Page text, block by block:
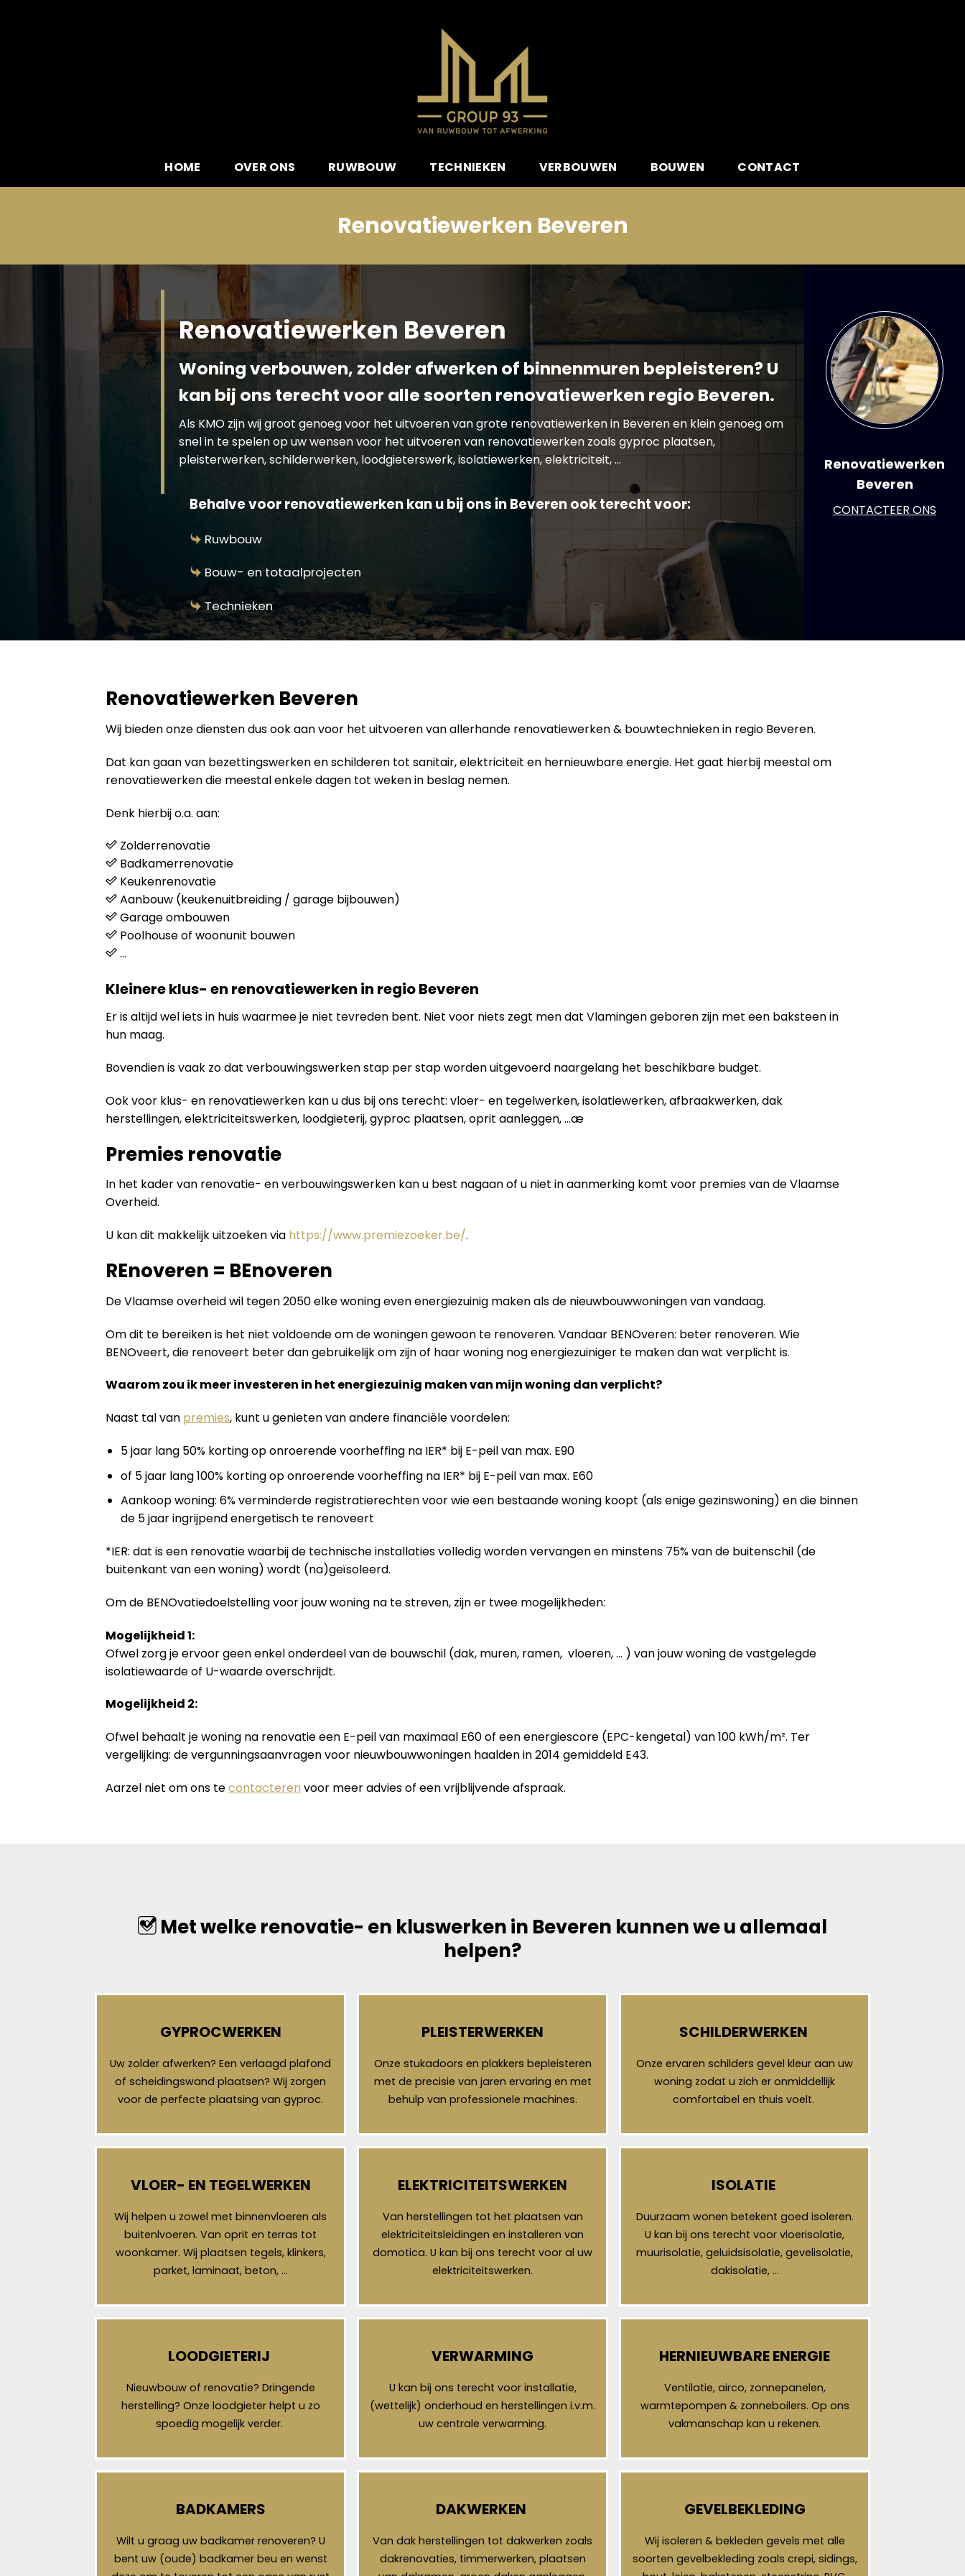
HOME OVER ONS RUWBOUW TECHNIEKEN VERBOUWEN BOUWEN CONTACT
Renovatiewerken Beveren
Renovatiewerken Beveren
Woning verbouwen, zolder afwerken of binnenmuren bepleisteren? U
kan bij ons terecht voor alle soorten renovatiewerken regio Beveren.
Als KMO zijn wij groot genoeg voor het uitvoeren van grote renovatiewerken in Beveren en klein genoeg om
snel in te spelen op uw wensen voor het uitvoeren van renovatiewerken zoals gyproc plaatsen,
pleisterwerken, schilderwerken, loodgieterswerk, isolatiewerken, elektriciteit, …
Behalve voor renovatiewerken kan u bij ons in Beveren ook terecht voor:
Ruwbouw
Bouw- en totaalprojecten
Technieken
Renovatiewerken
Beveren
CONTACTEER ONS
Renovatiewerken Beveren
Wij bieden onze diensten dus ook aan voor het uitvoeren van allerhande renovatiewerken & bouwtechnieken in regio Beveren.
Dat kan gaan van bezettingswerken en schilderen tot sanitair, elektriciteit en hernieuwbare energie. Het gaat hierbij meestal om
renovatiewerken die meestal enkele dagen tot weken in beslag nemen.
Denk hierbij o.a. aan:
Zolderrenovatie
Badkamerrenovatie
Keukenrenovatie
Aanbouw (keukenuitbreiding / garage bijbouwen)
Garage ombouwen
Poolhouse of woonunit bouwen
…
Kleinere klus- en renovatiewerken in regio Beveren
Er is altijd wel iets in huis waarmee je niet tevreden bent. Niet voor niets zegt men dat Vlamingen geboren zijn met een baksteen in
hun maag.
Bovendien is vaak zo dat verbouwingswerken stap per stap worden uitgevoerd naargelang het beschikbare budget.
Ook voor klus- en renovatiewerken kan u dus bij ons terecht: vloer- en tegelwerken, isolatiewerken, afbraakwerken, dak
herstellingen, elektriciteitswerken, loodgieterij, gyproc plaatsen, oprit aanleggen, …æ
Premies renovatie
In het kader van renovatie- en verbouwingswerken kan u best nagaan of u niet in aanmerking komt voor premies van de Vlaamse
Overheid.
U kan dit makkelijk uitzoeken via https://www.premiezoeker.be/.
REnoveren = BEnoveren
De Vlaamse overheid wil tegen 2050 elke woning even energiezuinig maken als de nieuwbouwwoningen van vandaag.
Om dit te bereiken is het niet voldoende om de woningen gewoon te renoveren. Vandaar BENOveren: beter renoveren. Wie
BENOveert, die renoveert beter dan gebruikelijk om zijn of haar woning nog energiezuiniger te maken dan wat verplicht is.
Waarom zou ik meer investeren in het energiezuinig maken van mijn woning dan verplicht?
Naast tal van premies, kunt u genieten van andere financiële voordelen:
5 jaar lang 50% korting op onroerende voorheffing na IER* bij E-peil van max. E90
of 5 jaar lang 100% korting op onroerende voorheffing na IER* bij E-peil van max. E60
Aankoop woning: 6% verminderde registratierechten voor wie een bestaande woning koopt (als enige gezinswoning) en die binnen
de 5 jaar ingrijpend energetisch te renoveert
*IER: dat is een renovatie waarbij de technische installaties volledig worden vervangen en minstens 75% van de buitenschil (de
buitenkant van een woning) wordt (na)geïsoleerd.
Om de BENOvatiedoelstelling voor jouw woning na te streven, zijn er twee mogelijkheden:
Mogelijkheid 1:
Ofwel zorg je ervoor geen enkel onderdeel van de bouwschil (dak, muren, ramen, vloeren, … ) van jouw woning de vastgelegde
isolatiewaarde of U-waarde overschrijdt.
Mogelijkheid 2:
Ofwel behaalt je woning na renovatie een E-peil van maximaal E60 of een energiescore (EPC-kengetal) van 100 kWh/m². Ter
vergelijking: de vergunningsaanvragen voor nieuwbouwwoningen haalden in 2014 gemiddeld E43.
Aarzel niet om ons tecontacteren voor meer advies of een vrijblijvende afspraak.
Met welke renovatie- en kluswerken in Beveren kunnen we u allemaal
helpen?
GYPROCWERKEN
Uw zolder afwerken? Een verlaagd plafond
of scheidingswand plaatsen? Wij zorgen
voor de perfecte plaatsing van gyproc.
PLEISTERWERKEN
Onze stukadoors en plakkers bepleisteren
met de precisie van jaren ervaring en met
behulp van professionele machines.
SCHILDERWERKEN
Onze ervaren schilders gevel kleur aan uw
woning zodat u zich er onmiddellijk
comfortabel en thuis voelt.
VLOER- EN TEGELWERKEN
Wij helpen u zowel met binnenvloeren als
buitenlvoeren. Van oprit en terras tot
woonkamer. Wij plaatsen tegels, klinkers,
parket, laminaat, beton, …
ELEKTRICITEITSWERKEN
Van herstellingen tot het plaatsen van
elektriciteitsleidingen en installeren van
domotica. U kan bij ons terecht voor al uw
elektriciteitswerken.
ISOLATIE
Duurzaam wonen betekent goed isoleren.
U kan bij ons terecht voor vloerisolatie,
muurisolatie, geluidsisolatie, gevelisolatie,
dakisolatie, …
LOODGIETERIJ
Nieuwbouw of renovatie? Dringende
herstelling? Onze loodgieter helpt u zo
spoedig mogelijk verder.
VERWARMING
U kan bij ons terecht voor installatie,
(wettelijk) onderhoud en herstellingen i.v.m.
uw centrale verwarming.
HERNIEUWBARE ENERGIE
Ventilatie, airco, zonnepanelen,
warmtepompen & zonneboilers. Op ons
vakmanschap kan u rekenen.
BADKAMERS
Wilt u graag uw badkamer renoveren? U
bent uw (oude) badkamer beu en wenst
DAKWERKEN
Van dak herstellingen tot dakwerken zoals
dakrenovaties, timmerwerken, plaatsen
GEVELBEKLEDING
Wij isoleren & bekleden gevels met alle
soorten gevelbekleding zoals crepi, sidings,